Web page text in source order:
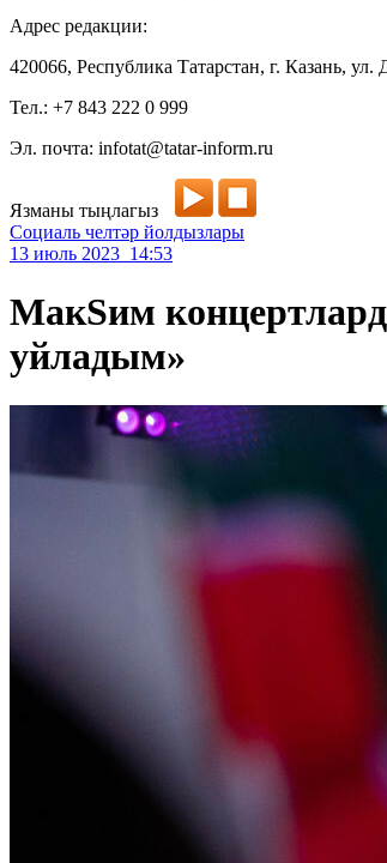
Адрес редакции:
420066, Республика Татарстан, г. Казань, ул.
Тел.: +7 843 222 0 999
Эл. почта: infotat@tatar-inform.ru
Язманы тыңлагыз
Социаль челтәр йолдызлары
13 июль 2023 14:53
МакSим
уйладым»